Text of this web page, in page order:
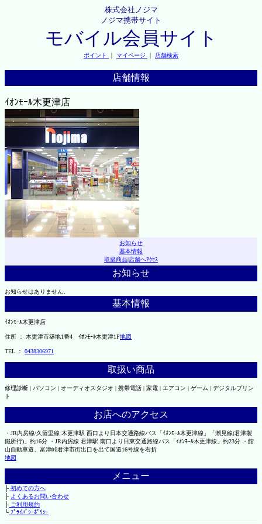
株式会社ノジマ
ノジマ携帯サイト
モバイル会員サイト
ポイント ｜ マイページ ｜ 店舗検索
店舗情報
ｲｵﾝﾓｰﾙ木更津店
お知らせ
基本情報
取扱商品|店舗へｱｸｾｽ
お知らせ
お知らせはありません。
基本情報
ｲｵﾝﾓｰﾙ木更津店
住所 ： 木更津市築地1番4 ｲｵﾝﾓｰﾙ木更津1F地図
TEL ： 0438306971
取扱い商品
修理診断 | パソコン | オーディオスタジオ | 携帯電話 | 家電 | エアコン | ゲーム | デジタルプリン
ト
お店へのアクセス
・JR内房線/久留里線 木更津駅 西口より日本交通路線バス「ｲｵﾝﾓｰﾙ木更津線」「潮見線(君津製
鐵所行)」約16分 ・JR内房線 君津駅 南口より日東交通路線バス「ｲｵﾝﾓｰﾙ木更津線」約23分 ・館
山自動車道、富津峠君津市街出口を出て国道16号線を右折
地図
メニュー
├初めての方へ
├ よくあるお問い合わせ
├ご利用規約
└ﾌﾟﾗｲﾊﾞｼｰﾎﾟﾘｼｰ